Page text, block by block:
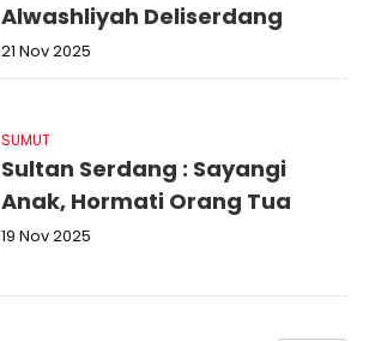
Alwashliyah Deliserdang
21 Nov 2025
SUMUT
Sultan Serdang : Sayangi
Anak, Hormati Orang Tua
19 Nov 2025